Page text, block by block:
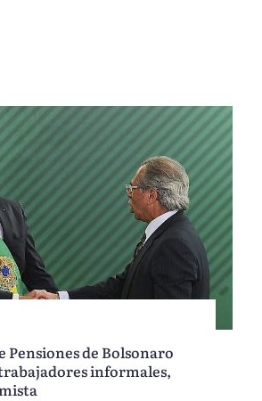
Pensiones de Bolsonaro
informales,